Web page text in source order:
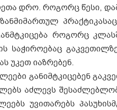
დრო. როგორც წესი,
როგორც
უკეთ იაზრებენ.
განიმტკიცებენ
აძლევს
უვითარებს